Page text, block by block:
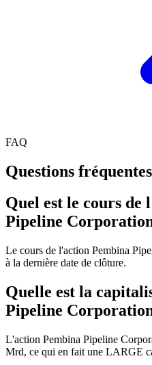
FAQ
Questions fréquentes
Quel est le cours de
Pipeline
Le cours de l'action Pembina
à la dernière date de clôture.
Quelle est la
Pipeline
L'action Pembina Pipeline
Mrd, ce qui en fait une LARGE